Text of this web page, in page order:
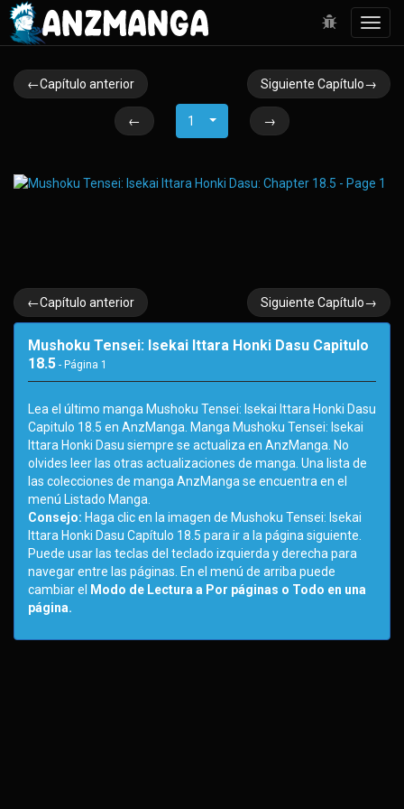
←Capítulo anterior Siguiente Capítulo→
← 1 →
←Capítulo anterior Siguiente Capítulo→
Mushoku Tensei: Isekai Ittara Honki Dasu Capitulo
18.5 - Página 1
Lea el último manga Mushoku Tensei: Isekai Ittara Honki Dasu
Capitulo 18.5 en AnzManga. Manga Mushoku Tensei: Isekai
Ittara Honki Dasu siempre se actualiza en AnzManga. No
olvides leer las otras actualizaciones de manga. Una lista de
las colecciones de manga AnzManga se encuentra en el
menú Listado Manga.
Consejo: Haga clic en la imagen de Mushoku Tensei: Isekai
Ittara Honki Dasu Capítulo 18.5 para ir a la página siguiente.
Puede usar las teclas del teclado izquierda y derecha para
navegar entre las páginas. En el menú de arriba puede
cambiar el
Modo de Lectura a Por páginas o Todo en una
página.